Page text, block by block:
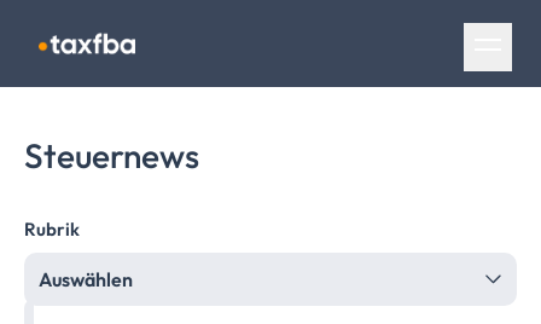
Navigation überspringen
Steuernews
Rubrik
Auswählen